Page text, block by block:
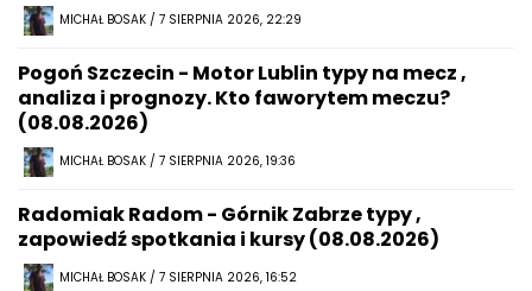
MICHAŁ BOSAK / 7 SIERPNIA 2026, 22:29
Pogoń Szczecin - Motor Lublin typy na mecz ,
analiza i prognozy. Kto faworytem meczu?
(08.08.2026)
MICHAŁ BOSAK / 7 SIERPNIA 2026, 19:36
Radomiak Radom - Górnik Zabrze typy ,
zapowiedź spotkania i kursy (08.08.2026)
MICHAŁ BOSAK / 7 SIERPNIA 2026, 16:52